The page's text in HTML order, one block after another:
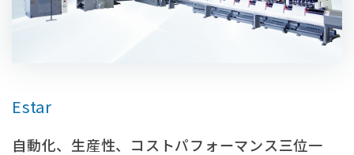
Estar
⾃動化、⽣産性、コストパフォーマンス三位⼀